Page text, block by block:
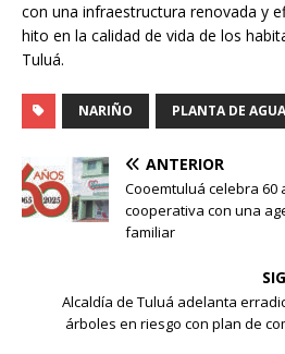
con una infraestructura renovada y
hito en la calidad de vida de los
Tuluá.
NARIÑO PLANTA DE
ANTERIOR
Cooemtuluá celebra 60
cooperativa con una
familiar
Alcaldía de Tuluá adelanta
árboles en riesgo con plan de